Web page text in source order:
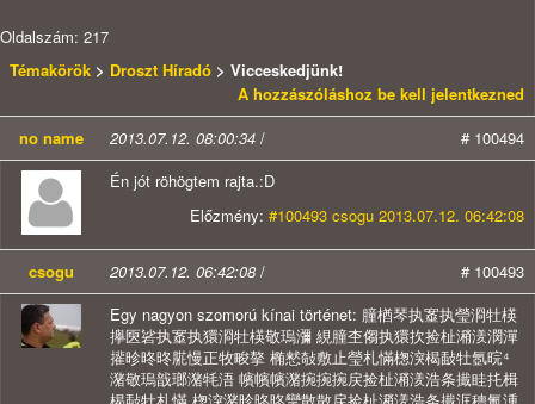
Oldalszám: 217
Témakörök > Droszt Híradó > Vicceskedjünk!
A hozzászóláshoz be kell jelentkezned
no name
2013.07.12. 08:00:34 /
# 100494
Én jót röhögtem rajta.:D
Előzmény: #100493 csogu 2013.07.12. 06:42:08
csogu 2013.07.12. 06:42:08 /
# 100493
Egy nagyon szomorú kínai történet: 朣楢琴执㝧执瑩浻牡楧
㩮㔱硰执㝧执獧浻牡楧敬瑦瀰 絸朣杢㑳执獧扻捡杫潲湵潣潬
㩲昣昸昸㬸慢正牧畯摮 椭慭敧敷止瑩札慲楤湥楬敮牡氬晥⁴
潴敬瑦戠瑯潴牦浯 㡦㡦㡦潴捥捥捥戻捡杫潲湵浩条㩥眭扥楫